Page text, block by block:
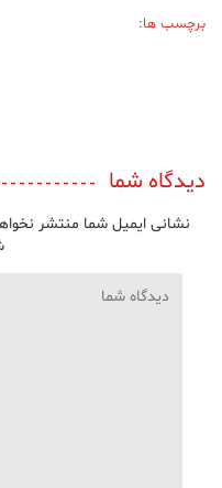
برچسب ها:
دیدگاه شما
نشانی ایمیل شما منتشر